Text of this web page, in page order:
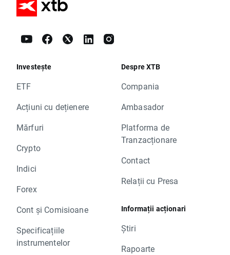
Investește
ETF
Acțiuni cu dețienere
Mărfuri
Crypto
Indici
Forex
Cont și Comisioane
Specificațiile
instrumentelor
Despre XTB
Compania
Ambasador
Platforma de
Tranzacționare
Contact
Relații cu Presa
Informații acționari
Știri
Rapoarte